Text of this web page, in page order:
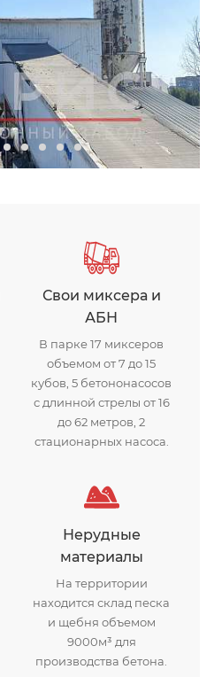
Бетонный завод Арис в
Свои миксера и
АБН
В парке 17 миксеров
объемом от 7 до 15
кубов, 5 бетононасосов
с длинной стрелы от 16
до 62 метров, 2
стационарных насоса.
Нерудные
материалы
На территории
находится склад песка
и щебня объемом
9000м³ для
производства бетона.